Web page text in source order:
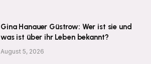
Gina Hanauer Güstrow: Wer ist sie und
was ist über ihr Leben bekannt?
August 5, 2026